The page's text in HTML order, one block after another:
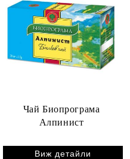
Чай Биопрограма
Алпинист
Виж детайли